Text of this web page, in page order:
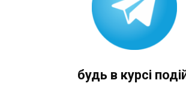
будь в курсі